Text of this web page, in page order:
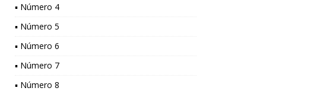
▪ Número 4
▪ Número 5
▪ Número 6
▪ Número 7
▪ Número 8